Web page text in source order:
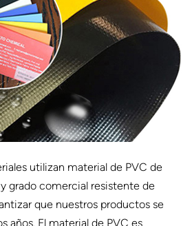
utilizan material de PVC de
grado comercial resistente de
que nuestros productos se
años. El material de PVC es